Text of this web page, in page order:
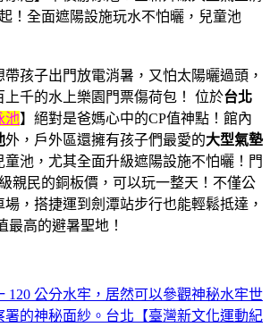
孩子出門放電消暑，又怕太陽曬過頭，
千的水上樂園門票傷荷包！ 位於台北
池】絕對是爸媽心中的CP值神點！館內
外，戶外區還擁有孩子們最愛的大型氣墊
童池，尤其全面升級遮陽設施不怕曬！門
親民的銅板價，可以玩一整天！不僅公
場，搭捷運到劍潭站步行也能輕鬆抵達，
最高的避暑聖地！
120 公分水牢，居然可以參觀神秘水牢世
署的神秘面紗。台北【臺灣新文化運動紀